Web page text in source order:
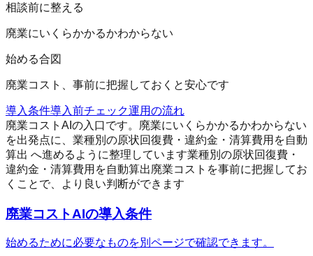
相談前に整える
廃業にいくらかかるかわからない
始める合図
廃業コスト、事前に把握しておくと安心です
導入条件導入前チェック運用の流れ
廃業コストAIの入口です。廃業にいくらかかるかわからない
を出発点に、業種別の原状回復費・違約金・清算費用を自動
算出 へ進めるように整理しています業種別の原状回復費・
違約金・清算費用を自動算出廃業コストを事前に把握してお
くことで、より良い判断ができます
廃業コストAIの導入条件
始めるために必要なものを別ページで確認できます。